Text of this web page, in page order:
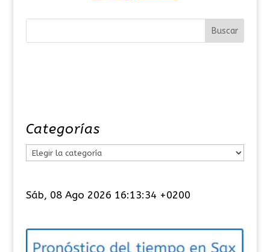
Categorías
e
o
Sáb, 08 Ago 2026 16:13:34 +0200